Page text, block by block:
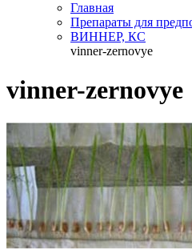
Главная
Препараты для
ВИННЕР, КС
vinner-zernovye
vinner-zernovye